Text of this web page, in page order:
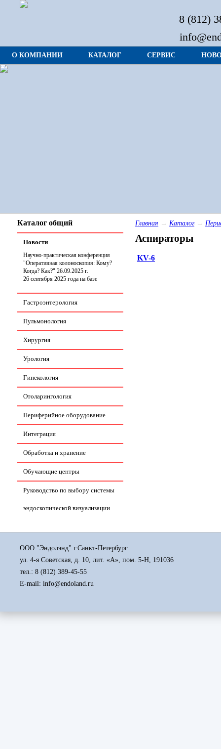
8 (812)
О КОМПАНИИ КАТАЛОГ СЕРВИС
Каталог общий
Новости
Научно-практическая конференция
"Оперативная колоноскопия: Кому?
Когда? Как?" 26.09.2025 г.
26 сентября 2025 года на базе
состоится научно-практическая
конференция «Оперативная
колоноскопия: Кому? Когда? Как?
Периоперационная тактика и стратегия
наблюдения».
Гастроэнтерология
Пульмонология
Хирургия
Урология
Гинекология
Отоларингология
Периферийное оборудование
Интеграция
Обработка и хранение
Обучающие центры
Руководство по выбору системы
эндоскопической визуализации
Главная → Каталог →
Аспираторы
KV-6
ООО "Эндолэнд" г.Санкт-Петербург
ул. 4-я Советская, д. 10, лит. «А», пом. 5-Н, 191036
тел.: 8 (812) 389-45-55
E-mail: info@endoland.ru